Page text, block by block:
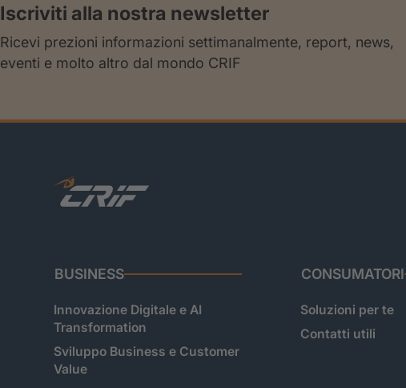
Iscriviti alla nostra newsletter
Ricevi prezioni informazioni settimanalmente, report, news,
eventi e molto altro dal mondo CRIF
BUSINESS
Innovazione Digitale e AI
Transformation
Sviluppo Business e Customer
Value
CONSUMATORI
Soluzioni per te
Contatti utili